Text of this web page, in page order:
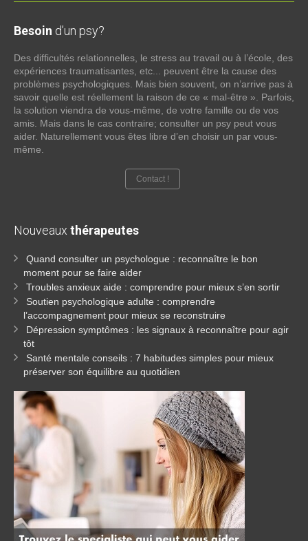
Besoin d’un psy?
Des difficultés relationnelles, le stress au travail ou à l’école, des
expériences traumatisantes, etc... peuvent être la cause des
problèmes psychologiques. Mais bien souvent, on n’arrive pas à
savoir quelle est réellement la raison de ce « mal-être ». Parfois,
la solution viendra de vous-même, de votre famille ou de vos
amis. Mais dans le cas contraire; consulter un psy peut vous
aider. Naturellement vous êtes libre d’en choisir un par vous-
même.
Contact !
Nouveaux thérapeutes
Quand consulter un psychologue : reconnaître le bon
moment pour se faire aider
Troubles anxieux aide : comprendre pour mieux s’en sortir
Soutien psychologique adulte : comprendre
l’accompagnement pour mieux se reconstruire
Dépression symptômes : les signaux à reconnaître pour agir
tôt
Santé mentale conseils : 7 habitudes simples pour mieux
préserver son équilibre au quotidien